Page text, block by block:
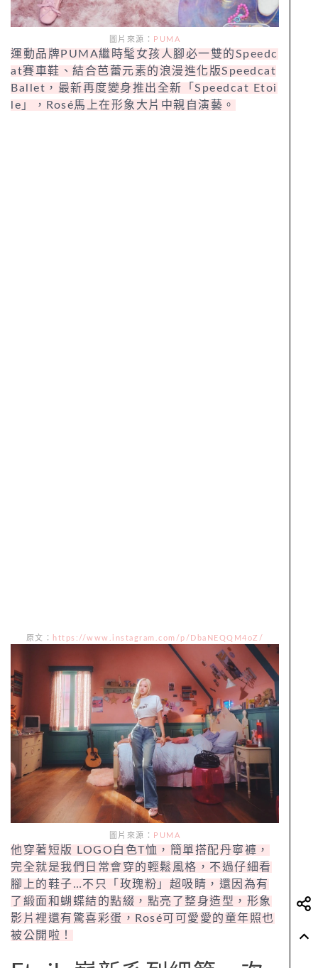
圖片來源： PUMA
運動品牌PUMA繼時髦女孩人腳必一雙的Speedc
at賽車鞋、結合芭蕾元素的浪漫進化版Speedcat
Ballet，最新再度變身推出全新「Speedcat Etoi
le」，Rosé馬上在形象大片中親自演藝。
原文： https://www.instagram.com/p/DbaNEQQM4oZ/
圖片來源： PUMA
他穿著短版 LOGO白色T恤，簡單搭配丹寧褲，
完全就是我們日常會穿的輕鬆風格，不過仔細看
腳上的鞋子…不只「玫瑰粉」超吸睛，還因為有
了緞面和蝴蝶結的點綴，點亮了整身造型，形象
影片裡還有驚喜彩蛋，Rosé可可愛愛的童年照也
被公開啦！